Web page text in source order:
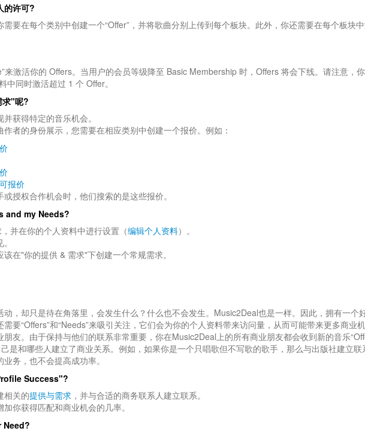
的许可?
要在每个类别中创建一个“Offer”，并将歌曲分别上传到每个板块。此外，你还需要在每个板块
来激活你的 Offers。当用户的会员等级降至 Basic Membership 时，Offers 将会下线。请注意，
同时激活超过 1 个 Offer。
求"呢?
获得特定的音乐机会。
者的身份展示，您需要在相应类别中创建一个报价。例如：
报价
授权合作机会时，他们搜索的是这些报价。
and my Needs?
并在你的个人资料中进行设置（编辑个人资料）。
在"你的提供 & 需求"下创建一个常规需求。
，却只是待在角落里，会发生什么？什么也不会发生。Music2Deal也是一样。因此，拥有一个
要“Offers”和“Needs”来吸引关注，它们会为你的个人资料带来访问量，从而可能带来更多商业
友。由于保持与他们的联系非常重要，你在Music2Deal上的所有商业朋友都会收到新的音乐
是和哪些人建立了商业关系。例如，如果你是一个只唱歌但不写歌的歌手，那么与出版社建立
务，也不会提高成功率。
Success"?
相关的提供与需求 ，并与合适的商务联系人建立联系。
你获得匹配和商业机会的几率。
Need?